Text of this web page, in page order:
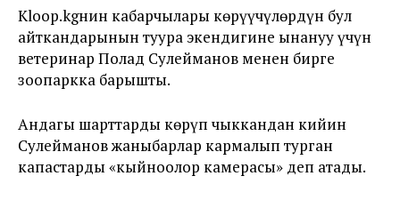
Kloop.kgнин кабарчылары көрүүчүлөрдүн бул
айткандарынын туура экендигине ынануу үчүн
ветеринар Полад Сулейманов менен бирге
зоопаркка барышты.
Андагы шарттарды көрүп чыккандан кийин
Сулейманов жаныбарлар кармалып турган
капастарды «кыйноолор камерасы» деп атады.